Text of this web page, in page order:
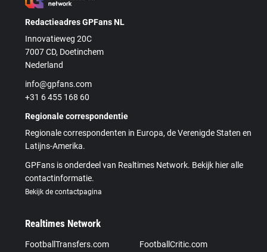
Redactieadres GPFans NL
Innovatieweg 20C
7007 CD, Doetinchem
Nederland
info@gpfans.com
+31 6 455 168 60
Regionale correspondentie
Regionale correspondenten in Europa, de Verenigde Staten en
Latijns-Amerika.
GPFans is onderdeel van Realtimes Network. Bekijk hier alle
contactinformatie.
Bekijk de contactpagina
Realtimes Network
FootballTransfers.com FootballCritic.com